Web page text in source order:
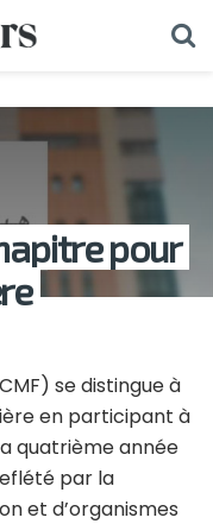
pour
se distingue à
en participant à
quatrième année
par la
et d’organismes